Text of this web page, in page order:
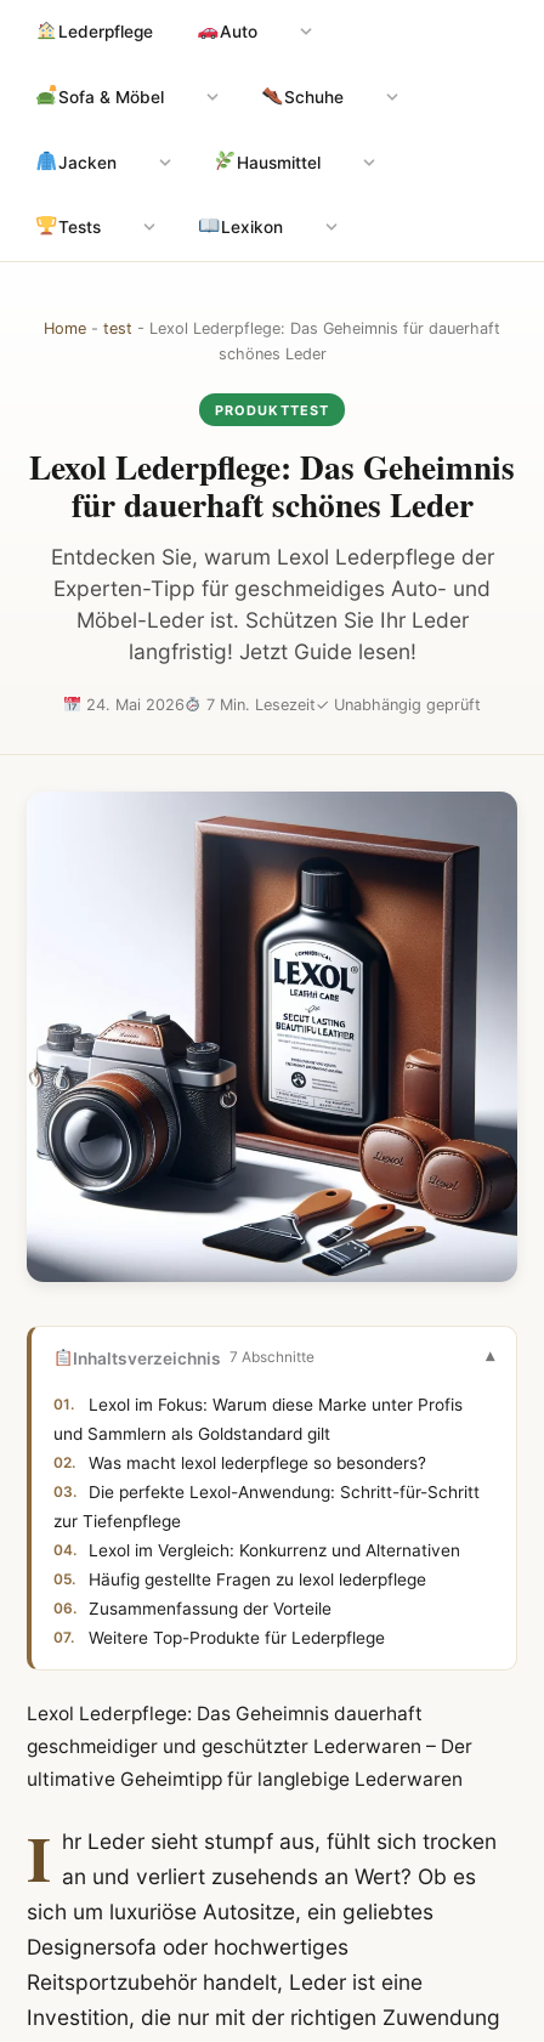
Inhalt
Lederpflege Auto
Sofa & Möbel Schuhe
Jacken Hausmittel
Tests Lexikon
Home - test - Lexol Lederpflege: Das Geheimnis für dauerhaft
schönes Leder
PRODUKTTEST
Lexol Lederpflege: Das Geheimnis
für dauerhaft schönes Leder
Entdecken Sie, warum Lexol Lederpflege der
Experten-Tipp für geschmeidiges Auto- und
Möbel-Leder ist. Schützen Sie Ihr Leder
langfristig! Jetzt Guide lesen!
24. Mai 2026 7 Min. Lesezeit✓ Unabhängig geprüft
Inhaltsverzeichnis 7 Abschnitte
Lexol im Fokus: Warum diese Marke unter Profis
und Sammlern als Goldstandard gilt
Was macht lexol lederpflege so besonders?
Die perfekte Lexol-Anwendung: Schritt-für-Schritt
zur Tiefenpflege
Lexol im Vergleich: Konkurrenz und Alternativen
Häufig gestellte Fragen zu lexol lederpflege
Zusammenfassung der Vorteile
Weitere Top-Produkte für Lederpflege
Lexol Lederpflege: Das Geheimnis dauerhaft
geschmeidiger und geschützter Lederwaren – Der
ultimative Geheimtipp für langlebige Lederwaren
I hr Leder sieht stumpf aus, fühlt sich trocken
an und verliert zusehends an Wert? Ob es
sich um luxuriöse Autositze, ein geliebtes
Designersofa oder hochwertiges
Reitsportzubehör handelt, Leder ist eine
Investition, die nur mit der richtigen Zuwendung